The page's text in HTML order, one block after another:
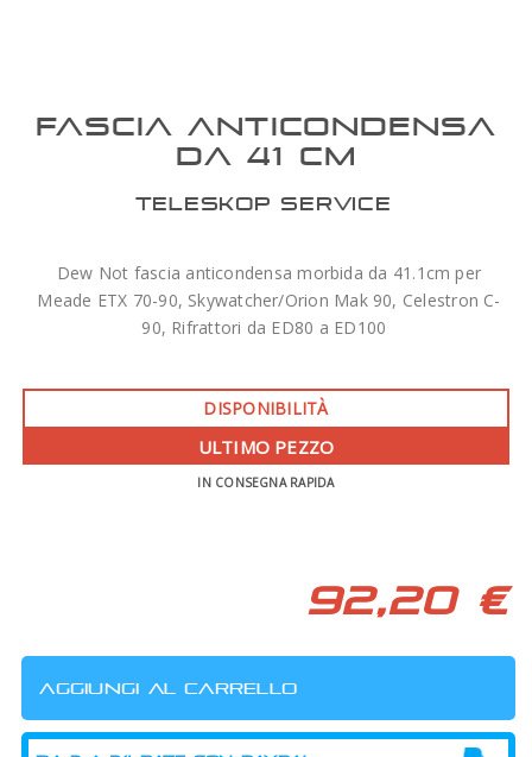
FASCIA ANTICONDENSA
DA 41 CM
TELESKOP SERVICE
Dew Not fascia anticondensa morbida da 41.1cm per
Meade ETX 70-90, Skywatcher/Orion Mak 90, Celestron C-
90, Rifrattori da ED80 a ED100
DISPONIBILITÀ
ULTIMO PEZZO
IN CONSEGNA RAPIDA
92,20 €